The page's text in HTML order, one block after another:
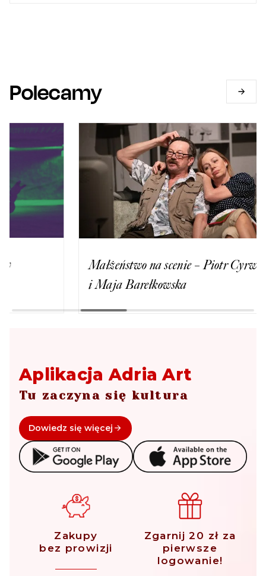
Polecamy
Małżeństwo na scenie – Piotr Cyrwus
i Maja Barełkowska
Aplikacja Adria Art
Tu zaczyna się kultura
Dowiedz się więcej
Zakupy
bez prowizji
Zgarnij 20 zł za
pierwsze
logowanie!